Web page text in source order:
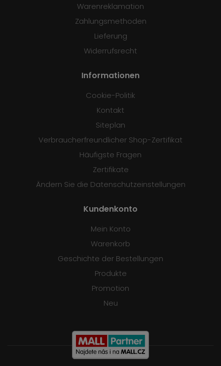
Warenreklamation
Zahlungsmethoden
Lieferung
Widerrufsrecht
Informationen
Cookie-Politik
Kontakt
Siteplan
Verbraucherfreundlicher Shop-Zertifikat
Häufigste Fragen
Zertifikate
Ändern Sie die Datenschutzeinstellungen
Kundenkonto
Mein Konto
Warenkorb
Geschichte der Bestellungen
Produkte
Promotion
Neu